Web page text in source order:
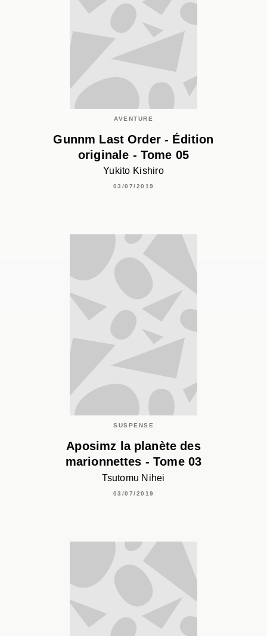
AVENTURE
Gunnm Last Order - Édition
originale - Tome 05
Yukito Kishiro
03/07/2019
SUSPENSE
Aposimz la planète des
marionnettes - Tome 03
Tsutomu Nihei
03/07/2019